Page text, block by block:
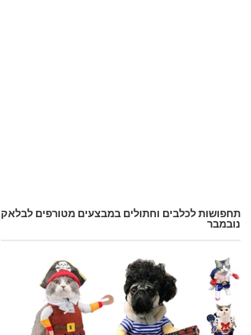
תחפושות לכלבים וחתולים במבצעים מטורפים לבלאק
נובמבר